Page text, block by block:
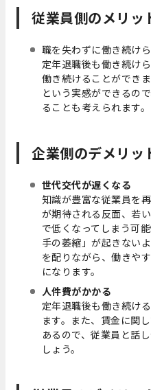
従業員側のメリッ
職を失わずに働き続け
定年退職後も働き続け
働き続けることができ
という実感ができるの
ることも考えられます。
企業側のデメリッ
世代交代が遅くなる
知識が豊富な従業員を
が期待される反面、若
で低くなってしまう可
手の萎縮」が起きない
を配りながら、働きや
になります。
人件費がかかる
定年退職後も働き続け
ます。また、賃金に関
あるので、従業員と話
しょう。